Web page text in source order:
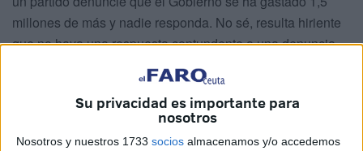
Su privacidad es importante para
nosotros
Nosotros y nuestros 1733 socios almacenamos y/o accedemos
millones de más y nadie responda. No sé, resulta hiriente
que no haya una respuesta contundente a una denuncia
Ayer la hizo Caballas, sacando a la luz que habrá que
pagar ese ‘pellizco’ porque las cosas no se han hecho
bien, porque ha habido autorizaciones qe no tenían que